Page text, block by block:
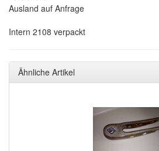
Ausland auf Anfrage
Intern 2108 verpackt
Ähnliche Artikel